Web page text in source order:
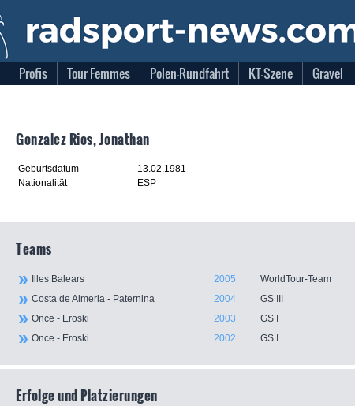
Profis Tour Femmes Polen-Rundfahrt KT-Szene Gravel
Gonzalez Rios, Jonathan
Geburtsdatum
13.02.1981
Nationalität
ESP
Teams
Illes Balears 2005
WorldTour-Team
Costa de Almeria - Paternina
2004
GS III
Once - Eroski
2003
GS I
Once - Eroski
2002 GS I
Erfolge und Platzierungen
Facebook